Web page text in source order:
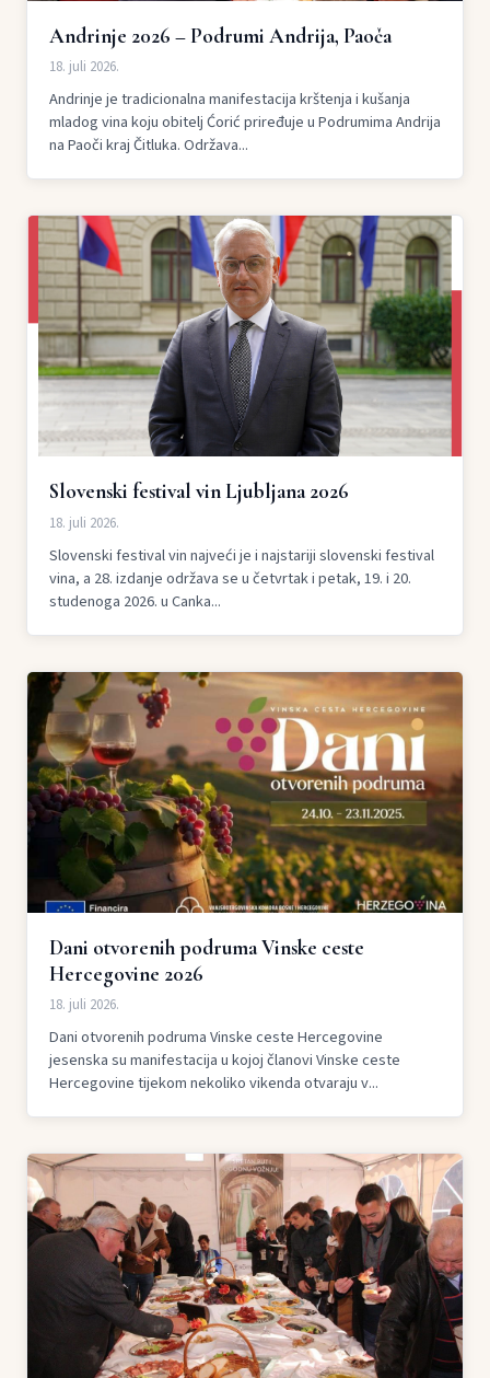
Andrinje 2026 – Podrumi Andrija, Paoča
18. juli 2026.
Andrinje je tradicionalna manifestacija krštenja i kušanja
mladog vina koju obitelj Ćorić priređuje u Podrumima Andrija
na Paoči kraj Čitluka. Održava...
Slovenski festival vin Ljubljana 2026
18. juli 2026.
Slovenski festival vin najveći je i najstariji slovenski festival
vina, a 28. izdanje održava se u četvrtak i petak, 19. i 20.
studenoga 2026. u Canka...
Dani otvorenih podruma Vinske ceste
Hercegovine 2026
18. juli 2026.
Dani otvorenih podruma Vinske ceste Hercegovine
jesenska su manifestacija u kojoj članovi Vinske ceste
Hercegovine tijekom nekoliko vikenda otvaraju v...